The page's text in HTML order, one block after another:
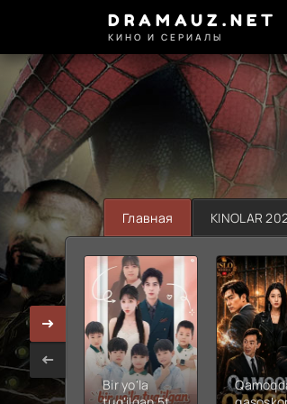
DRAMAUZ.NET
КИНО И СЕРИАЛЫ
Главная KINOLAR
Bir yo'la